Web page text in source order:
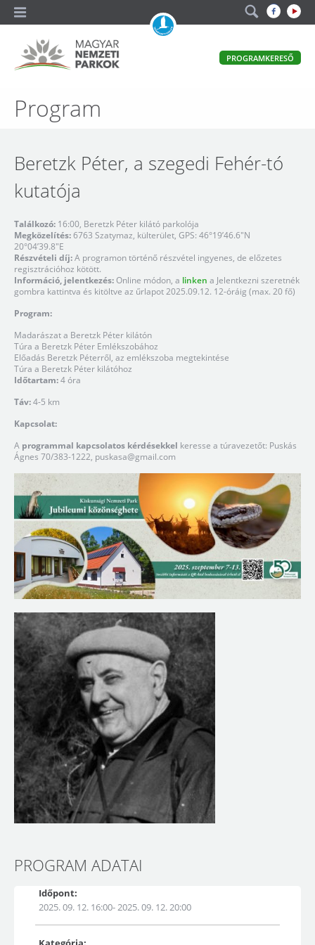
Magyar
Parkok
PROGRAMKERESŐ
Program
Beretzk Péter, a szegedi Fehér-tó
kutatója
Találkozó: 16:00, Beretzk Péter kilátó parkolója
Megközelítés:6763 Szatymaz, külterület, GPS: 46°19’46.6″N
20°04’39.8″E
Részvételi díj:A programon történő részvétel ingyenes, de előzetes
regisztrációhoz kötött.
Információ, jelentkezés:Online módon, a linken a Jelentkezni szeretnék
gombra kattintva és kitöltve az űrlapot 2025.09.12. 12-óráig (max. 20 fő)
Program:
Madarászat a Beretzk Péter kilátón
Túra a Beretzk Péter Emlékszobához
Előadás Beretzk Péterről, az emlékszoba megtekintése
Túra a Beretzk Péter kilátóhoz
Időtartam:4 óra
Táv:4-5 km
Kapcsolat:
A programmal kapcsolatos kérdésekkel keresse a túravezetőt: Puskás
Ágnes 70/383-1222, puskasa@gmail.com
PROGRAM ADATAI
Időpont:
2025. 09. 12. 16:00- 2025. 09. 12. 20:00